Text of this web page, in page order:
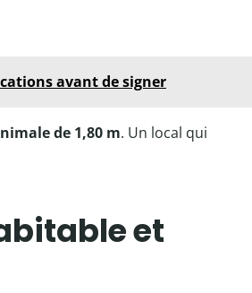
avant de signer
de 1,80 m. Un local qui
et